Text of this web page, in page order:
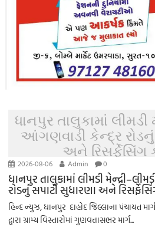
ધાનપુર તાલુકામાં લીમડી
આંગણવાડી કેન્દ્ર રોડનું
અને રિસર્ફેસિંગ
2026-08-06 Admin 0
ધાનપુર તાલુકામાં લીમડી
રોડનું સપાટી સુધારણા અને
હિન્દ ન્યુઝ, ધાનપુર દાહોદ જિલ્લાના પંચાયત
દ્વારા ગ્રામ્ય વિસ્તારોમાં ગુણવત્તાસભર માર્ગ...